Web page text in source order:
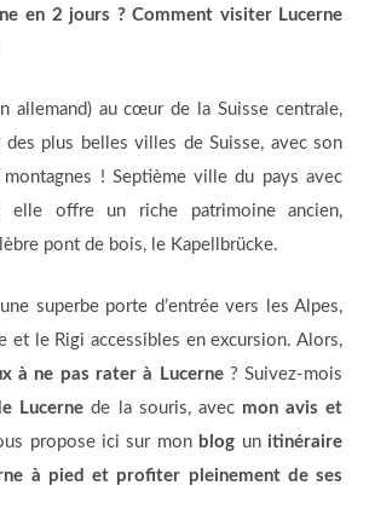
en 2 jours ? Comment visiter Lucerne
allemand) au cœur de la Suisse centrale,
plus belles villes de Suisse, avec son
! Septième ville du pays avec
elle offre un riche patrimoine ancien,
pont de bois, le Kapellbrücke.
superbe porte d’entrée vers les Alpes,
et le Rigi accessibles en excursion. Alors,
à ne pas rater à Lucerne? Suivez-mois
Lucerne de la souris, avec mon avis et
propose ici sur mon blog unitinéraire
à pied et profiter pleinement de ses